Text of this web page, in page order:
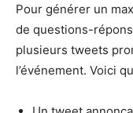
Pour générer un
de questions-
plusieurs tweets
l’événement. Voici